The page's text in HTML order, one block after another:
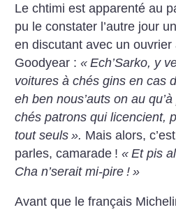
Le chtimi est apparenté au
pu le constater l’autre jour
en discutant avec un ouvrier
Goodyear :« Ech’Sarko, y
voitures à chés gins en cas
eh ben nous’auts on au qu’à
chés patrons qui licencient,
tout seuls ». Mais alors,
parles, camarade !« Et pis
Cha n’serait mi-pire ! »
Avant que le français